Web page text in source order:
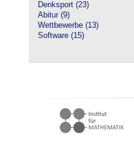
Denksport (23)
Abitur (9)
Wettbewerbe (13)
Software (15)